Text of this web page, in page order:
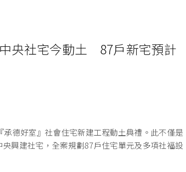
央社宅今動土 87戶新宅預計
德好室』社會住宅新建工程動土典禮。此不僅是
興建社宅，全案規劃87戶住宅單元及多項社福設